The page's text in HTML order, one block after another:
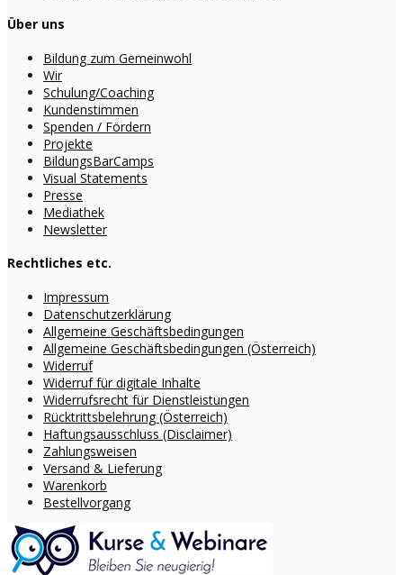
Über uns
Bildung zum Gemeinwohl
Wir
Schulung/Coaching
Kundenstimmen
Spenden / Fördern
Projekte
BildungsBarCamps
Visual Statements
Presse
Mediathek
Newsletter
Rechtliches etc.
Impressum
Datenschutzerklärung
Allgemeine Geschäftsbedingungen
Allgemeine Geschäftsbedingungen (Österreich)
Widerruf
Widerruf für digitale Inhalte
Widerrufsrecht für Dienstleistungen
Rücktrittsbelehrung (Österreich)
Haftungsausschluss (Disclaimer)
Zahlungsweisen
Versand & Lieferung
Warenkorb
Bestellvorgang